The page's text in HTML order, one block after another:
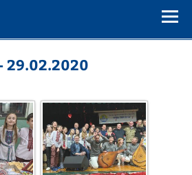
29.02.2020